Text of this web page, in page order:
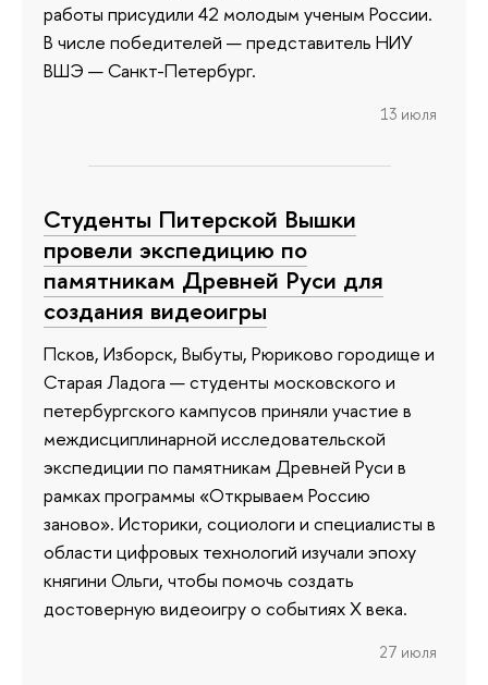
работы присудили 42 молодым ученым России.
В числе победителей — представитель НИУ
ВШЭ — Санкт-Петербург.
13 июля
Студенты Питерской Вышки
провели экспедицию по
памятникам Древней Руси для
создания видеоигры
Псков, Изборск, Выбуты, Рюриково городище и
Старая Ладога — студенты московского и
петербургского кампусов приняли участие в
междисциплинарной исследовательской
экспедиции по памятникам Древней Руси в
рамках программы «Открываем Россию
заново». Историки, социологи и специалисты в
области цифровых технологий изучали эпоху
княгини Ольги, чтобы помочь создать
достоверную видеоигру о событиях X века.
27 июля